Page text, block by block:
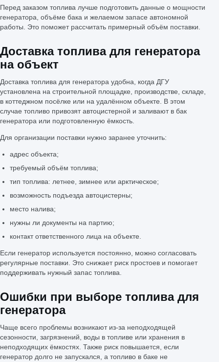
Перед заказом топлива лучше подготовить данные о мощности
генератора, объёме бака и желаемом запасе автономной
работы. Это поможет рассчитать примерный объём поставки.
Доставка топлива для генератора
на объект
Доставка топлива для генератора удобна, когда ДГУ
установлена на строительной площадке, производстве, складе,
в коттеджном посёлке или на удалённом объекте. В этом
случае топливо привозят автоцистерной и заливают в бак
генератора или подготовленную ёмкость.
Для организации поставки нужно заранее уточнить:
адрес объекта;
требуемый объём топлива;
тип топлива: летнее, зимнее или арктическое;
возможность подъезда автоцистерны;
место налива;
нужны ли документы на партию;
контакт ответственного лица на объекте.
Если генератор используется постоянно, можно согласовать
регулярные поставки. Это снижает риск простоев и помогает
поддерживать нужный запас топлива.
Ошибки при выборе топлива для
генератора
Чаще всего проблемы возникают из-за неподходящей
сезонности, загрязнений, воды в топливе или хранения в
неподходящих ёмкостях. Также риск повышается, если
генератор долго не запускался, а топливо в баке не